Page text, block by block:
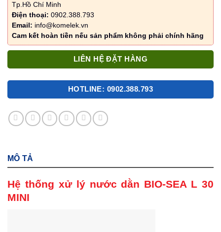
Tp.Hồ Chí Minh
Điện thoại: 0902.388.793
Email: info@komelek.vn
Cam kết hoàn tiền nếu sản phẩm không phải chính hãng
LIÊN HỆ ĐẶT HÀNG
HOTLINE: 0902.388.793
MÔ TẢ
Hệ thống xử lý nước dằn BIO-SEA L 30
MINI